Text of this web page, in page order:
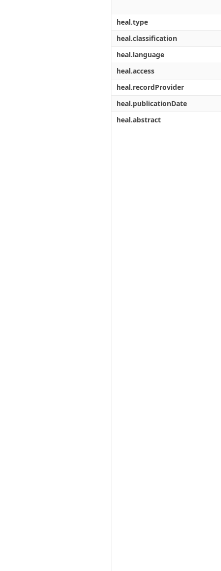
heal.type
heal.classification
heal.language
heal.access
heal.recordProvider
heal.publicationDate
heal.abstract